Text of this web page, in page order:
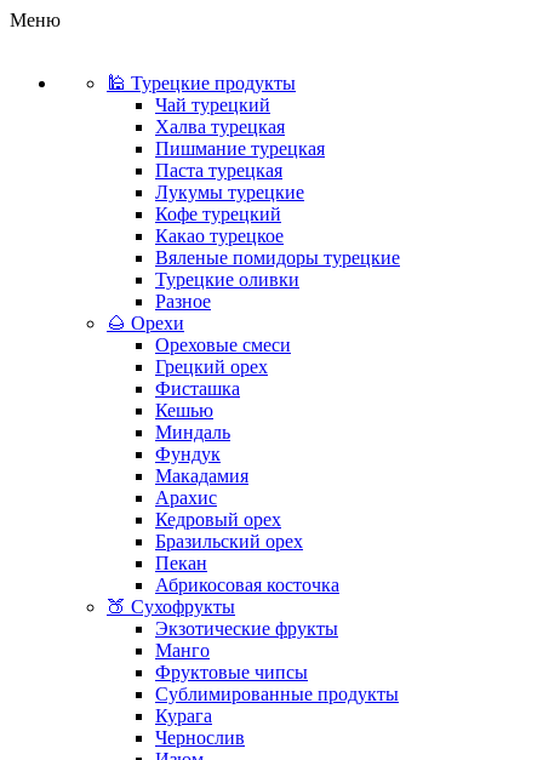
Меню
🕌 Турецкие продукты
Чай турецкий
Халва турецкая
Пишмание турецкая
Паста турецкая
Лукумы турецкие
Кофе турецкий
Какао турецкое
Вяленые помидоры турецкие
Турецкие оливки
Разное
🌰 Орехи
Ореховые смеси
Грецкий орех
Фисташка
Кешью
Миндаль
Фундук
Макадамия
Арахис
Кедровый орех
Бразильский орех
Пекан
Абрикосовая косточка
🍑 Сухофрукты
Экзотические фрукты
Манго
Фруктовые чипсы
Сублимированные продукты
Курага
Чернослив